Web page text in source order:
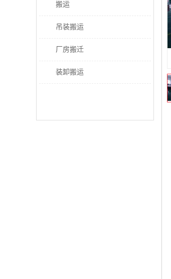
搬运
吊装搬运
厂房搬迁
装卸搬运